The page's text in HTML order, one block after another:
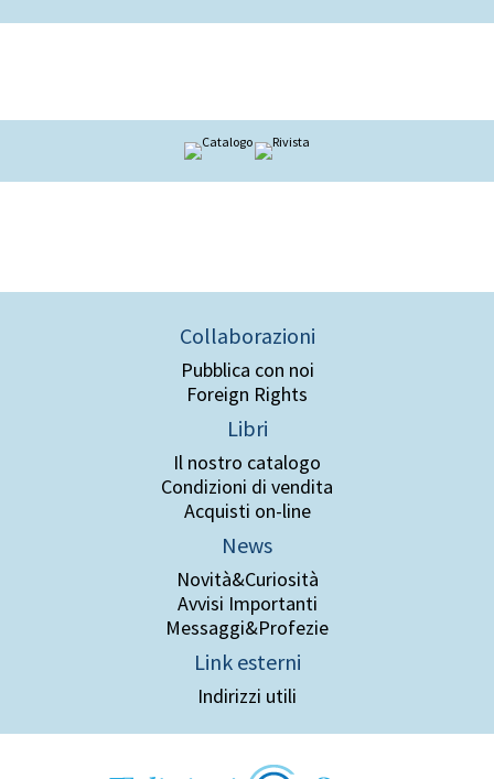
Collaborazioni
Pubblica con noi
Foreign Rights
Libri
Il nostro catalogo
Condizioni di vendita
Acquisti on-line
News
Novità&Curiosità
Avvisi Importanti
Messaggi&Profezie
Link esterni
Indirizzi utili